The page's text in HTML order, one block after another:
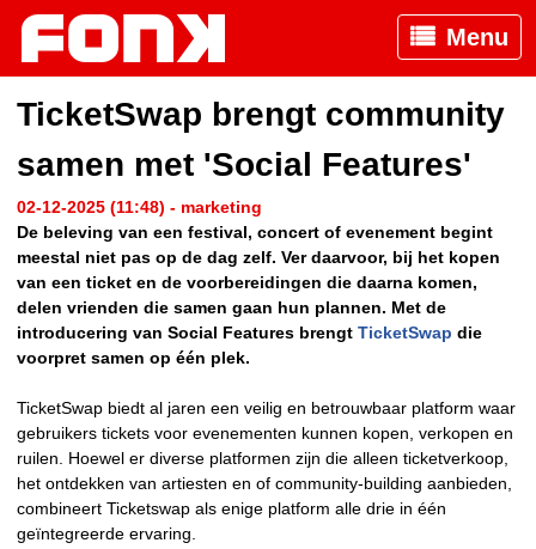
Menu
TicketSwap brengt community
samen met 'Social Features'
02-12-2025 (11:48) - marketing
De beleving van een festival, concert of evenement begint
meestal niet pas op de dag zelf. Ver daarvoor, bij het kopen
van een ticket en de voorbereidingen die daarna komen,
delen vrienden die samen gaan hun plannen. Met de
introducering van Social Features brengt TicketSwap die
voorpret samen op één plek.
TicketSwap biedt al jaren een veilig en betrouwbaar platform waar
gebruikers tickets voor evenementen kunnen kopen, verkopen en
ruilen. Hoewel er diverse platformen zijn die alleen ticketverkoop,
het ontdekken van artiesten en of community-building aanbieden,
combineert Ticketswap als enige platform alle drie in één
geïntegreerde ervaring.